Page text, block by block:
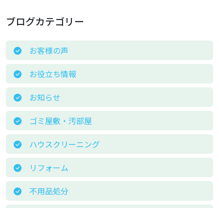
ブログカテゴリー
お客様の声
お役立ち情報
お知らせ
ゴミ屋敷・汚部屋
ハウスクリーニング
リフォーム
不用品処分